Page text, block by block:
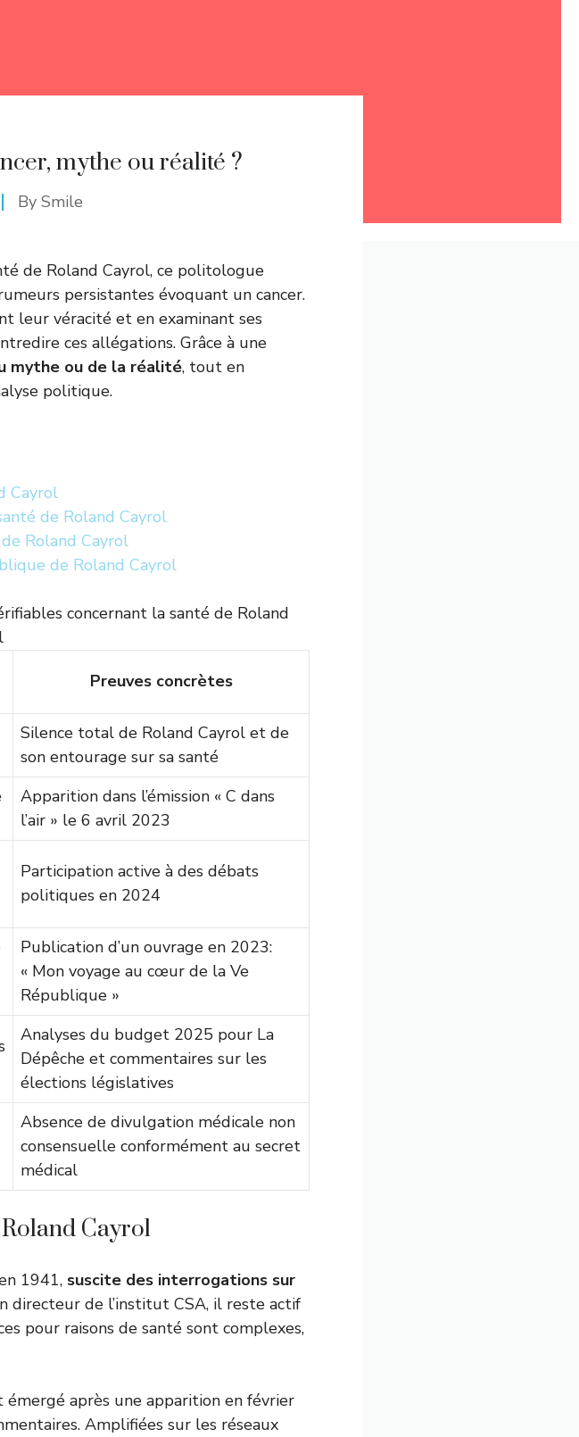
mythe ou réalité ?
By Smile
de Roland Cayrol, ce politologue
persistantes évoquant un cancer.
leur véracité et en examinant ses
ces allégations. Grâce à une
mythe ou de la réalité, tout en
politique.
Cayrol
de Roland Cayrol
Roland Cayrol
de Roland Cayrol
concernant la santé de Roland
Preuves concrètes
Silence total de Roland Cayrol et de
son entourage sur sa santé
Apparition dans l’émission « C dans
l’air » le 6 avril 2023
Participation active à des débats
politiques en 2024
Publication d’un ouvrage en 2023:
« Mon voyage au cœur de la Ve
République »
Analyses du budget 2025 pour La
Dépêche et commentaires sur les
élections législatives
Absence de divulgation médicale non
consensuelle conformément au secret
médical
Cayrol
1941, suscite des interrogations sur
directeur de l’institut CSA, il reste actif
pour raisons de santé sont complexes,
après une apparition en février
Amplifiées sur les réseaux